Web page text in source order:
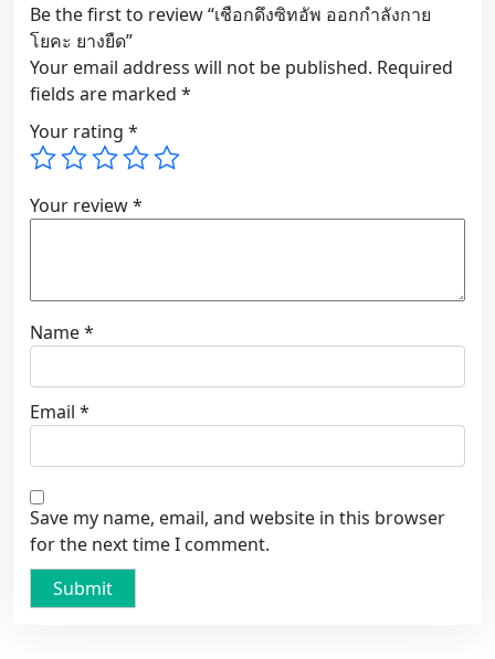
Be the first to review “เชือกดึงซิทอัพ ออกกำลังกาย
โยคะ ยางยืด”
Your email address will not be published. Required
fields are marked *
Your rating *
Your review*
Name*
Email *
Save my name, email, and website in this browser
for the next time I comment.